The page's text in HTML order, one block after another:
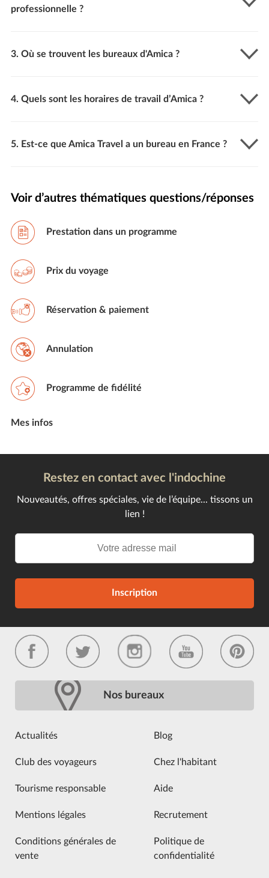
professionnelle ?
3. Où se trouvent les bureaux d'Amica ?
4. Quels sont les horaires de travail d’Amica ?
5. Est-ce que Amica Travel a un bureau en France ?
Voir d’autres thématiques questions/réponses
Prestation dans un programme
Prix du voyage
Réservation & paiement
Annulation
Programme de fidélité
Mes infos
Restez en contact avec l'indochine
Nouveautés, offres spéciales, vie de l’équipe... tissons un
lien !
Inscription
Nos bureaux
Actualités Blog
Club des voyageurs Chez l'habitant
Tourisme responsable Aide
Mentions légales Recrutement
Conditions générales de
vente
Politique de
confidentialité